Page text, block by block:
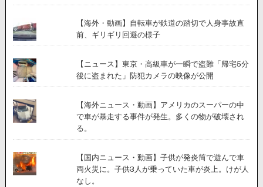
【海外・動画】自転車が鉄道の踏切で人身事故直
前、ギリギリ回避の様子
【ニュース】東京・高級車が一瞬で盗難「帰宅5分
後に盗まれた」防犯カメラの映像が公開
【海外ニュース・動画】アメリカのスーパーの中
で車が暴走する事件が発生。多くの物が破壊され
る。
【国内ニュース・動画】子供が発炎筒で遊んで車
両火災に。子供3人が乗っていた車が炎上。けが人
なし。